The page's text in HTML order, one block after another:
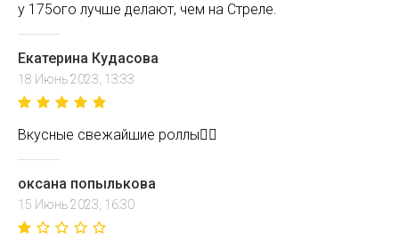
у 175ого лучше делают, чем на Стреле.
Екатерина Кудасова
18 Июнь 2023, 13:33
Вкусные свежайшие роллы👍🏼
оксана попылькова
15 Июнь 2023, 16:30